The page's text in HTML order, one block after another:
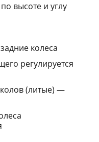
высоте и углу
колеса
регулируется
(литые) —